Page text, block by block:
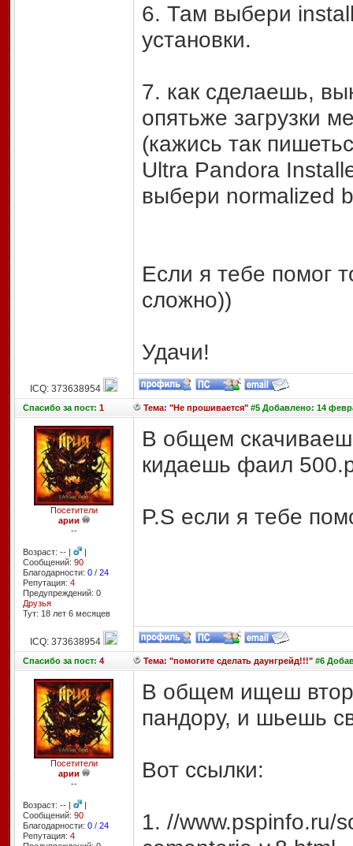
6. Там выбери
установки.
7. как сделаешь,
опятьже загрузки
(кажись так
Ultra Pandora
выбери normalized
Если я тебе помог
сложно))
Удачи!
ICQ: 373638954
Спасибоза пост: 1 Тема: "Не прошивается"#5 Добавлено: 14
Посетители
арии
--
Возраст: -- |
|
Сообщений: 90
Благодарности: 0/ 24
Репутация: 4
Предупреждений: 0
Друзья
Тут: 18 лет 6 месяцев
В общем
кидаешь фаил
P.S если я тебе
ICQ: 373638954
Спасибоза пост: 4 Тема: "помогите сделать даунгрейд!!!"#6
Посетители
арии
--
Возраст: -- |
|
Сообщений: 90
Благодарности: 0/ 24
Репутация: 4
В общем ищеш
пандору, и шьешь
Вот ссылки:
1. //www.pspinfo.ru/